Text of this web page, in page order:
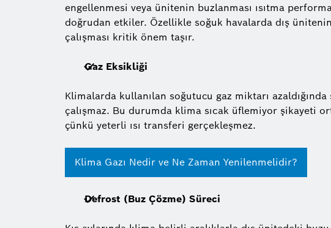
engellenmesi veya ünitenin buzlanması ısıtma
doğrudan etkiler. Özellikle soğuk havalarda dış ünitenin
çalışması kritik önem taşır.
Gaz Eksikliği
Klimalarda kullanılan soğutucu gaz miktarı
çalışmaz. Bu durumda klima sıcak üflemiyor şikayeti
çünkü yeterli ısı transferi gerçekleşmez.
Klima Gazı Nedir ve Ne Zaman Yenilenmelidir?
Defrost (Buz Çözme) Süreci